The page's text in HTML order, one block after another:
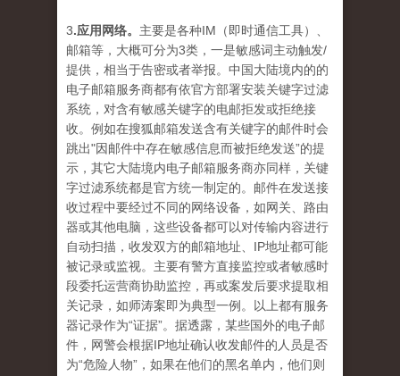
3.应用网络。 主要是各种IM（即时通信工具）、
邮箱等，大概可分为3类，一是敏感词主动触发/
提供，相当于告密或者举报。中国大陆境内的的
电子邮箱服务商都有依官方部署安装关键字过滤
系统，对含有敏感关键字的电邮拒发或拒绝接
收。例如在搜狐邮箱发送含有关键字的邮件时会
跳出"因邮件中存在敏感信息而被拒绝发送”的提
示，其它大陆境内电子邮箱服务商亦同样，关键
字过滤系统都是官方统一制定的。邮件在发送接
收过程中要经过不同的网络设备，如网关、路由
器或其他电脑，这些设备都可以对传输内容进行
自动扫描，收发双方的邮箱地址、IP地址都可能
被记录或监视。主要有警方直接监控或者敏感时
段委托运营商协助监控，再或案发后要求提取相
关记录，如师涛案即为典型一例。以上都有服务
器记录作为“证据”。据透露，某些国外的电子邮
件，网警会根据IP地址确认收发邮件的人员是否
为“危险人物”，如果在他们的黑名单内，他们则